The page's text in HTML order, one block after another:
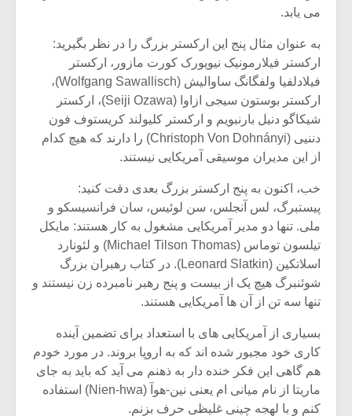
می یابد.
به عنوان مثال پنج این ارکستر بزرگ را در نظر بگیرید:
ارکستر فیلارمونیک نیویورک کورت مازور، ارکستر
فیلادلفیا ولفگانگ ساوالیش (Wolfgang Sawallisch)،
ارکستر بوستون سیجی ازاوا (Seiji Ozawa)، ارکستر
شیکاگو دنیل بارنبویم و ارکستر کلیولند کریستوف فون
دننیی (Christoph Von Dohnányi) را دارند که هیچ کدام
از این مدیران موسیقی آمریکایی نیستند.
خب، اکنون به پنج ارکستر بزرگ بعدی دقت کنید:
پیستبرگ، لس آنجلس، سن لوئیس، سان فرانسیسکو و
ملی. تنها دو مدیر آمریکایی مشغول به کار هستند: مایکل
تیلسون توماس (Michael Tilson Thomas) و لئونارد
اسلاتکین (Leonard Slatkin). در کتاب رهبران بزرگ
شوئنبرگ هیچ یک از بیست و پنج رهبر نامبرده زن نیستند و
تنها سه تن از آن ها آمریکایی هستند.
بسیاری از آمریکایی های با استعداد برای تضمین آینده
کاری خود مجبور شده اند که به اروپا بروند. در مورد خودم
هم گاهی این فکر خنده دار به ذهنم می آید که باید به جای
ماریتا از نام میانی ام یعنی نین-هوآ (Nien-hwa) استفاده
کنم و با لهجه چینی غلیظی حرف بزنم.